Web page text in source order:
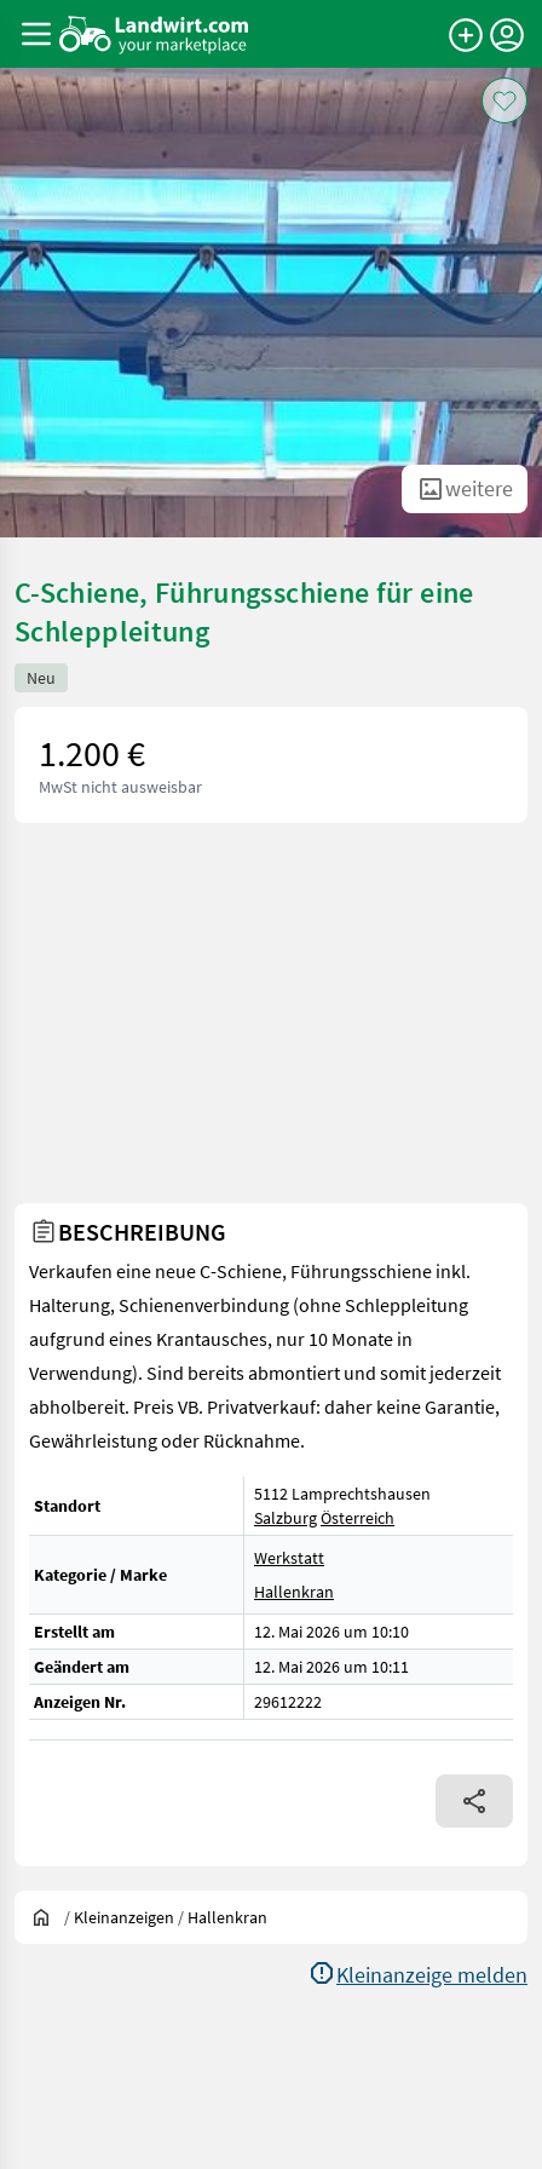
weitere
C-Schiene, Führungsschiene für eine
Schleppleitung
Neu
1.200 €
MwSt nicht ausweisbar
BESCHREIBUNG
Verkaufen eine neue C-Schiene, Führungsschiene inkl.
Halterung, Schienenverbindung (ohne Schleppleitung
aufgrund eines Krantausches, nur 10 Monate in
Verwendung). Sind bereits abmontiert und somit jederzeit
abholbereit. Preis VB. Privatverkauf: daher keine Garantie,
Gewährleistung oder Rücknahme.
Standort
5112 Lamprechtshausen
SalzburgÖsterreich
Kategorie / Marke
Werkstatt
Hallenkran
Erstellt am
12. Mai 2026 um 10:10
Geändert am
12. Mai 2026 um 10:11
Anzeigen Nr.
29612222
/ Kleinanzeigen / Hallenkran
Kleinanzeige melden